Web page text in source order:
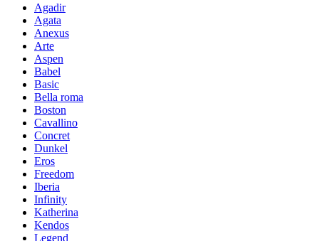
Agadir
Agata
Anexus
Arte
Aspen
Babel
Basic
Bella roma
Boston
Cavallino
Concret
Dunkel
Eros
Freedom
Iberia
Infinity
Katherina
Kendos
Legend